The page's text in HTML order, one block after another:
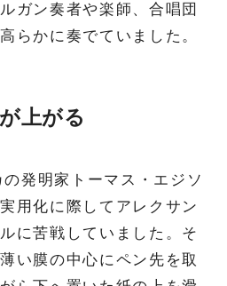
ガン奏者や楽師、合唱団
らかに奏でていました。
上がる
発明家トーマス・エジソ
用化に際してアレクサン
に苦戦していました。そ
い膜の中心にペン先を取